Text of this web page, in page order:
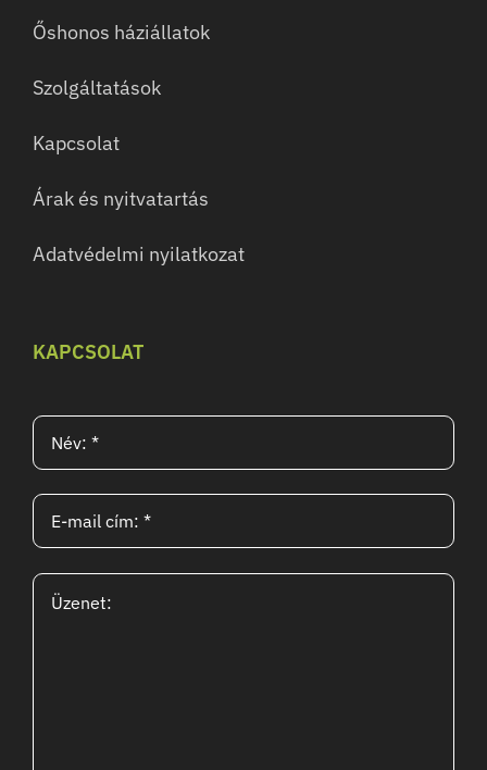
Őshonos háziállatok
Szolgáltatások
Kapcsolat
Árak és nyitvatartás
Adatvédelmi nyilatkozat
KAPCSOLAT